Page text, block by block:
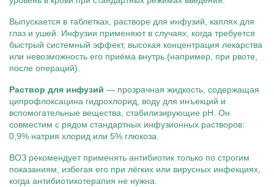
Выпускается в таблетках, растворе для инфузий, каплях для
глаз и ушей. Инфузии применяют в случаях, когда требуется
быстрый системный эффект, высокая концентрация лекарства
или невозможность его приёма внутрь (например, при рвоте,
после операций).
Раствор для инфузий — прозрачная жидкость, содержащая
ципрофлоксацина гидрохлорид, воду для инъекций и
вспомогательные вещества, стабилизирующие pH. Он
совместим с рядом стандартных инфузионных растворов:
0,9% натрия хлорид или 5% глюкоза.
ВОЗ рекомендует применять антибиотик только по строгим
показаниям, избегая его при лёгких или вирусных инфекциях,
когда антибиотикотерапия не нужна.